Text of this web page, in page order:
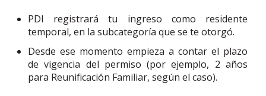
PDI registrará tu ingreso como residente
temporal, en la subcategoría que se te otorgó.
Desde ese momento empieza a contar el plazo
de vigencia del permiso (por ejemplo, 2 años
para Reunificación Familiar, según el caso).